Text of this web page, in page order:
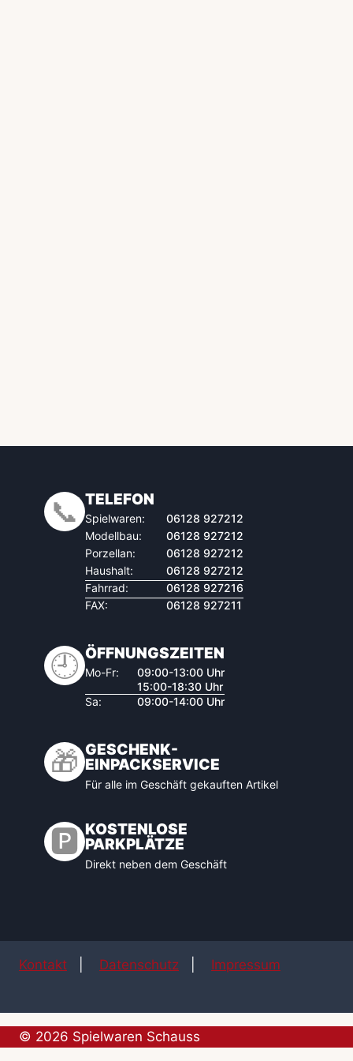
📞 TELEFON
Spielwaren:
06128 927212
Modellbau:
06128 927212
Porzellan:
06128 927212
Haushalt:
06128 927212
Fahrrad:
06128 927216
FAX:
06128 927211
🕘 ÖFFNUNGSZEITEN
Mo-Fr:
09:00-13:00 Uhr
15:00-18:30 Uhr
Sa:
09:00-14:00 Uhr
🎁 GESCHENK-
EINPACKSERVICE
Für alle im Geschäft gekauften Artikel
🅿️ KOSTENLOSE
PARKPLÄTZE
Direkt neben dem Geschäft
Kontakt Datenschutz Impressum
© 2026 Spielwaren Schauss